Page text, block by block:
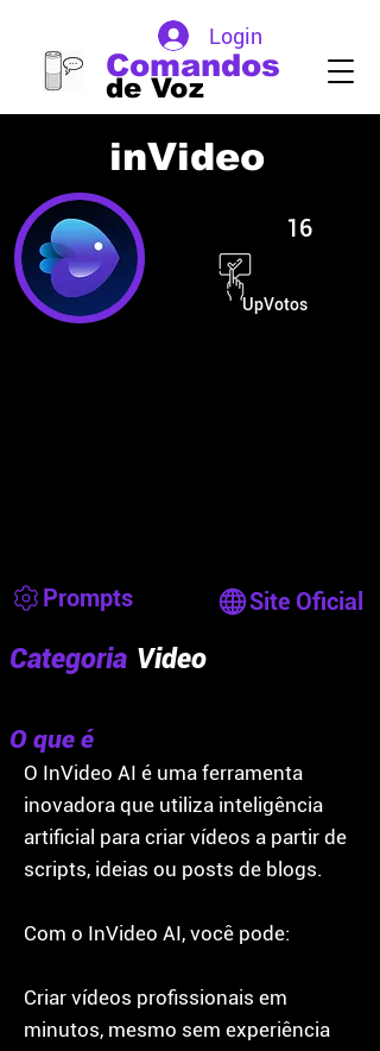
de Voz
Comandos
Login
inVideo
UpVotos
16
Prompts Site Oficial
Categoria Video
O que é
O InVideo AI é uma ferramenta
inovadora que utiliza inteligência
artificial para criar vídeos a partir de
scripts, ideias ou posts de blogs.
Com o InVideo AI, você pode:
Criar vídeos profissionais em
minutos, mesmo sem experiência